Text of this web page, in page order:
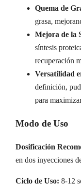
Quema de
grasa,
Mejora de la
síntesis
recuperación
Versatilidad
definición,
para
Modo de Uso
Dosificación
en dos inyecciones
Ciclo de Uso: 8-12